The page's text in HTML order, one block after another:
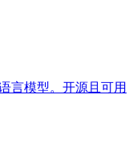
言模型。开源且可用